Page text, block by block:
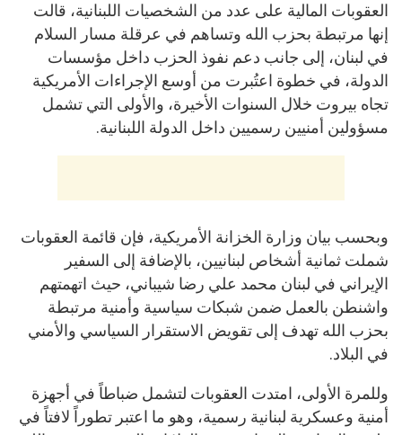
العقوبات المالية على عدد من الشخصيات اللبنانية، قالت
إنها مرتبطة بحزب الله وتساهم في عرقلة مسار السلام
في لبنان، إلى جانب دعم نفوذ الحزب داخل مؤسسات
الدولة، في خطوة اعتُبرت من أوسع الإجراءات الأمريكية
تجاه بيروت خلال السنوات الأخيرة، والأولى التي تشمل
مسؤولين أمنيين رسميين داخل الدولة اللبنانية.
وبحسب بيان وزارة الخزانة الأمريكية، فإن قائمة العقوبات
شملت ثمانية أشخاص لبنانيين، بالإضافة إلى السفير
الإيراني في لبنان محمد علي رضا شيباني، حيث اتهمتهم
واشنطن بالعمل ضمن شبكات سياسية وأمنية مرتبطة
بحزب الله تهدف إلى تقويض الاستقرار السياسي والأمني
في البلاد.
وللمرة الأولى، امتدت العقوبات لتشمل ضباطاً في أجهزة
أمنية وعسكرية لبنانية رسمية، وهو ما اعتبر تطوراً لافتاً في